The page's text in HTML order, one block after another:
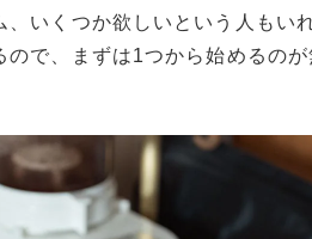
、いくつか欲しいという人もい
ので、まずは1つから始めるの